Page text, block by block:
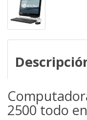
2500 todo